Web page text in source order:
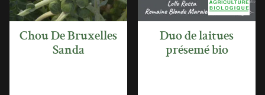
Chou De Bruxelles
Sanda
Duo de laitues
présemé bio